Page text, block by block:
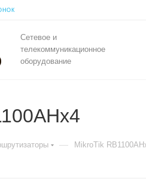
Сетевое и
телекоммуникационное
оборудование
— MikroTik